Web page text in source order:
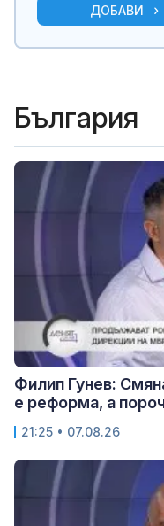
ДОБАВИ
България
Филип Гунев:
е реформа, а
21:25 • 07.08.26